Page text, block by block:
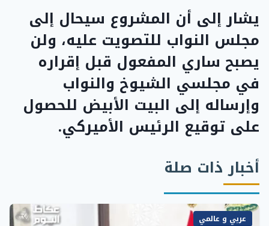
يشار إلى أن المشروع سيحال إلى
مجلس النواب للتصويت عليه، ولن
يصبح ساري المفعول قبل إقراره
في مجلسي الشيوخ والنواب
وإرساله إلى البيت الأبيض للحصول
على توقيع الرئيس الأميركي.
أخبار ذات صلة
عربي و عالمي